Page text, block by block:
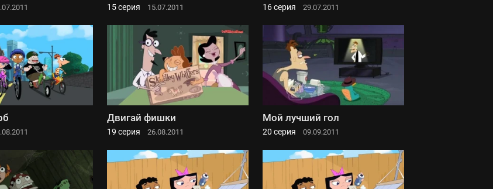
15 серия 15.07.2011 16 серия 29.07.2011
Двигай фишки
19 серия 26.08.2011
Мой лучший гол
20 серия 09.09.2011